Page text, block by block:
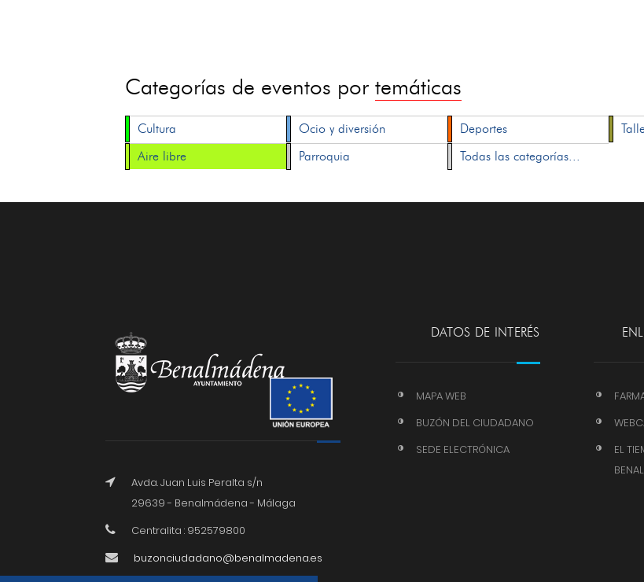
Categorías de eventos portemáticas
Cultura Ocio y diversión Deportes
Aire libre
Parroquia Todas las categorías...
Avda. Juan Luis Peralta s/n
29639 - Benalmádena - Málaga
Centralita : 952579800
buzonciudadano@benalmadena.es
DATOS DE INTERÉS
MAPA WEB
BUZÓN DEL CIUDADANO
SEDE ELECTRÓNICA
EL